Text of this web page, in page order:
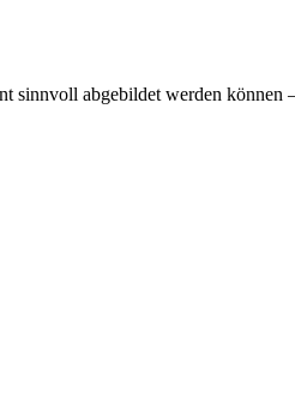
sinnvoll abgebildet werden können